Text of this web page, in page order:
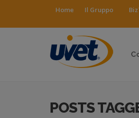
Home Il Gruppo
POSTS